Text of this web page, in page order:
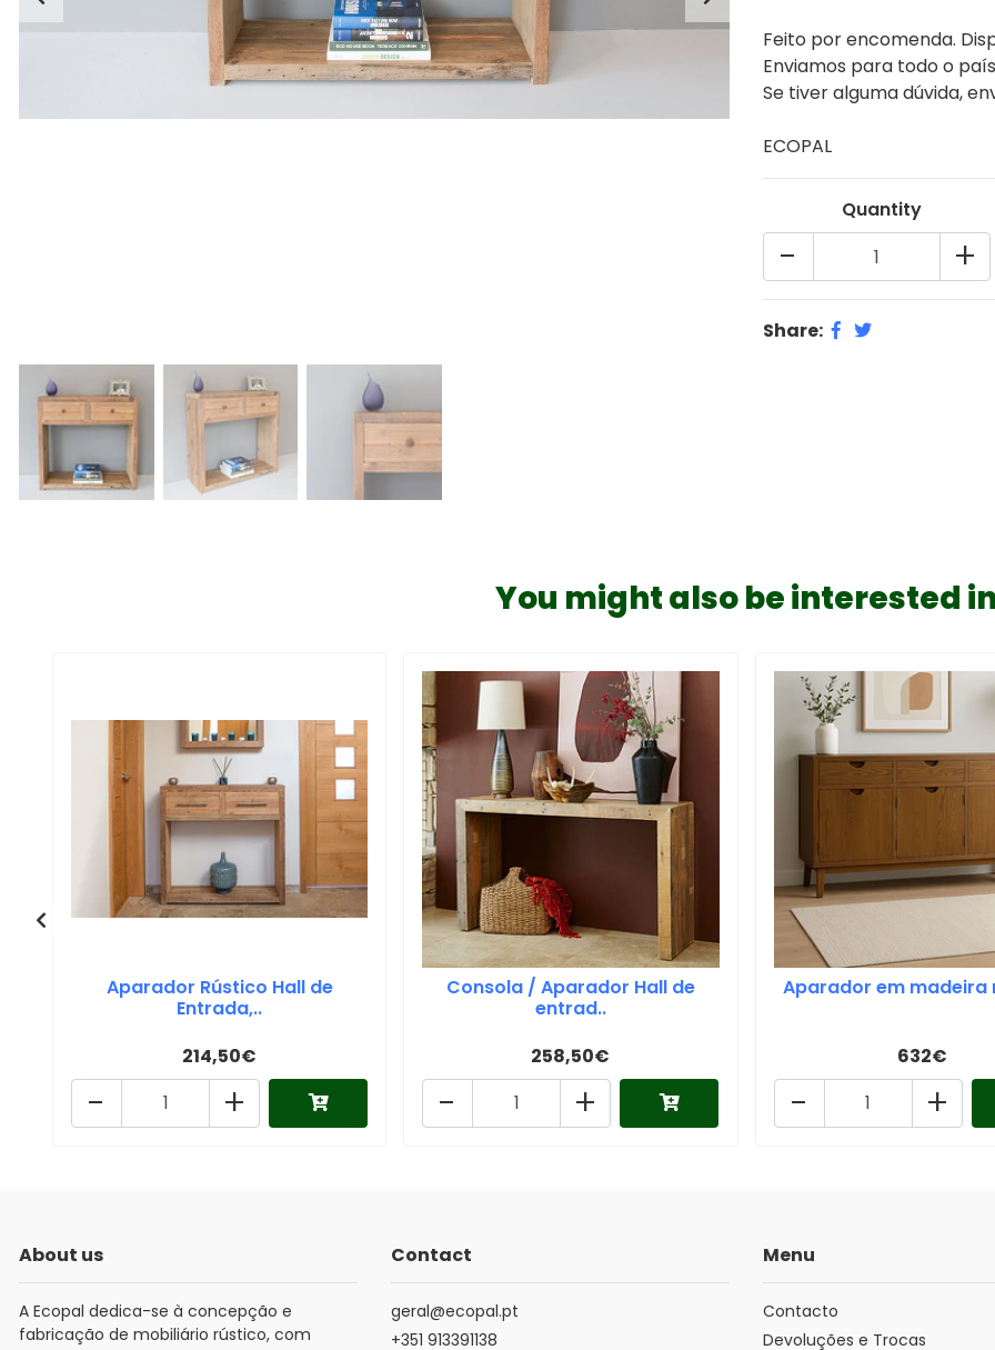
Feito por encomenda.
Enviamos para todo o
Se tiver alguma dúvida,
ECOPAL
Quantity
+
-
Share:
You might also be interested
Aparador Rústico Hall de
Entrada,..
214,50€
+
-
Consola / Aparador Hall de
entrad..
258,50€
+
-
Aparador em madeira
632€
+
-
About us
A Ecopal dedica-se à concepção e
fabricação de mobiliário rústico, com
Contact
geral@ecopal.pt
+351 913391138
Menu
Contacto
Devoluções e Trocas